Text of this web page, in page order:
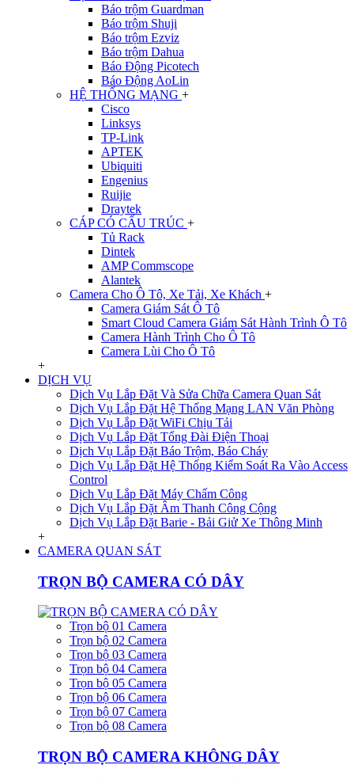
Báo trộm Guardman
Báo trộm Shuji
Báo trộm Ezviz
Báo trộm Dahua
Báo Động Picotech
Báo Động AoLin
HỆ THỐNG MẠNG +
Cisco
Linksys
TP-Link
APTEK
Ubiquiti
Engenius
Ruijie
Draytek
CÁP CÓ CẤU TRÚC +
Tủ Rack
Dintek
AMP Commscope
Alantek
Camera Cho Ô Tô, Xe Tải, Xe Khách +
Camera Giám Sát Ô Tô
Smart Cloud Camera Giám Sát Hành Trình Ô Tô
Camera Hành Trình Cho Ô Tô
Camera Lùi Cho Ô Tô
+
DỊCH VỤ
Dịch Vụ Lắp Đặt Và Sửa Chữa Camera Quan Sát
Dịch Vụ Lắp Đặt Hệ Thống Mạng LAN Văn Phòng
Dịch Vụ Lắp Đặt WiFi Chịu Tải
Dịch Vụ Lắp Đặt Tổng Đài Điện Thoại
Dịch Vụ Lắp Đặt Báo Trộm, Báo Cháy
Dịch Vụ Lắp Đặt Hệ Thống Kiểm Soát Ra Vào Access
Control
Dịch Vụ Lắp Đặt Máy Chấm Công
Dịch Vụ Lắp Đặt Âm Thanh Công Cộng
Dịch Vụ Lắp Đặt Barie - Bải Giử Xe Thông Minh
+
CAMERA QUAN SÁT
TRỌN BỘ CAMERA CÓ DÂY
Trọn bộ 01 Camera
Trọn bộ 02 Camera
Trọn bộ 03 Camera
Trọn bộ 04 Camera
Trọn bộ 05 Camera
Trọn bộ 06 Camera
Trọn bộ 07 Camera
Trọn bộ 08 Camera
TRỌN BỘ CAMERA KHÔNG DÂY